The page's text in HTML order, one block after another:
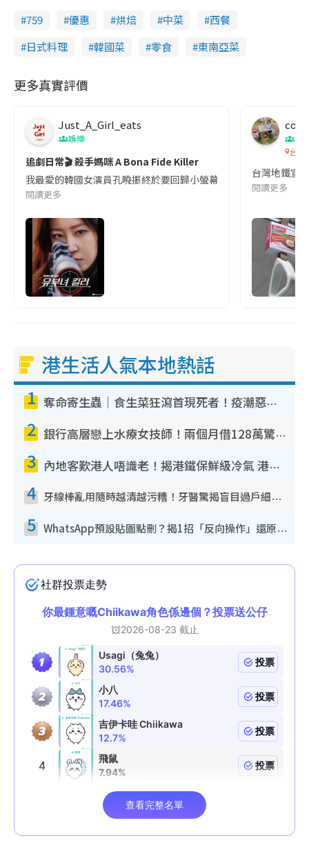
759 優惠 烘焙 中菜
西餐
日式料理
韓國菜 零食 東南亞菜
更多真實評價
Just_A_Girl_eats
娛樂
追劇日常🎬 殺手媽咪 A Bona Fide Killer
我最愛的韓國女演員孔曉振終於要回歸小螢幕啦!這次的劇本改編
閱讀更多
co
吹
台灣
台灣地鐵宣
閱讀更多
港生活人氣本地熱話
1 奪命寄生蟲｜食生菜狂瀉首現死者！疫潮惡化錄1.8萬宗病例 揭洗菜3大謬誤
2 銀行高層戀上水療女技師！兩個月借128萬驚覺「沉船」沉落火海 揭背後疑似邪教操控賣淫
3 內地客歎港人唔識老！揭港鐵保鮮級冷氣 港人求放過：咪投訴
4 牙線棒亂用隨時越清越污糟！牙醫驚揭盲目過戶細菌恐致蛀牙：呢種先係日常真保養
5 WhatsApp預設貼圖點刪？揭1招「反向操作」還原簡潔介面 附3步實測教學